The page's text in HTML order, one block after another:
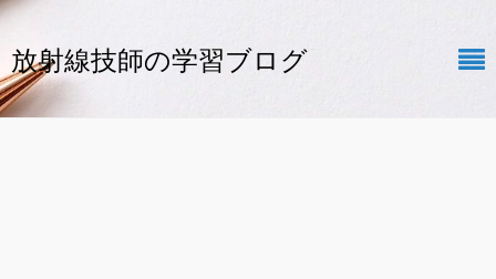
放射線技師の学習ブログ